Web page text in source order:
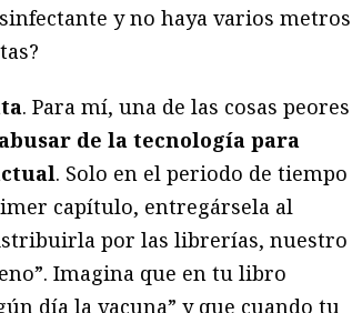
y no haya varios metros
. Para mí, una de las cosas peores
abusar de la tecnología para
. Solo en el periodo de tiempo
capítulo, entregársela al
por las librerías, nuestro
Imagina que en tu libro
día la vacuna” y que cuando tu